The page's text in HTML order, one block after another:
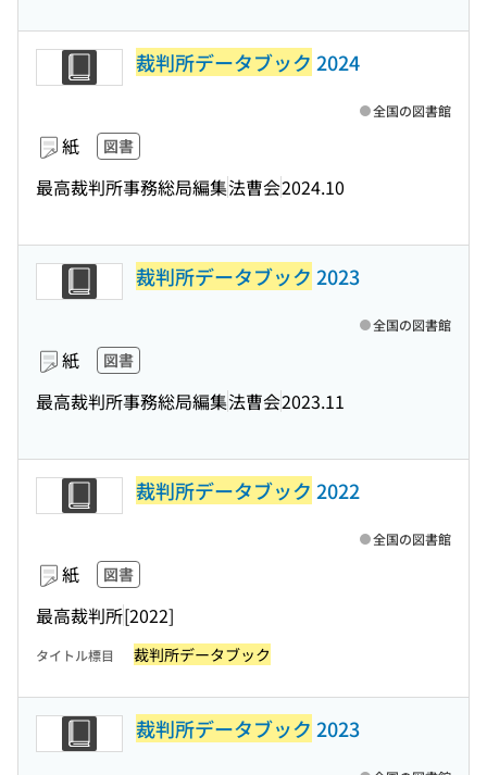
裁判所データブック 2024
紙 図書
最高裁判所事務総局編集法曹会2024.10
全国の図書館
裁判所データブック 2023
紙 図書
最高裁判所事務総局編集法曹会2023.11
全国の図書館
裁判所データブック 2022
紙 図書
最高裁判所[2022]
全国の図書館
タイトル標目 裁判所データブック
裁判所データブック 2023